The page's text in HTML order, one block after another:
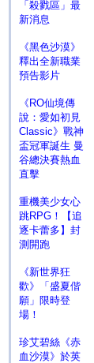
「殺戮區」最
新消息
《黑色沙漠》
釋出全新職業
預告影片
《RO仙境傳
說：愛如初見
Classic》戰神
盃冠軍誕生 曼
谷總決賽熱血
直擊
重機美少女心
跳RPG！【追
逐卡蕾多】封
測開跑
《新世界狂
歡》「盛夏偕
願」限時登
場！
珍艾碧絲《赤
血沙漠》於英